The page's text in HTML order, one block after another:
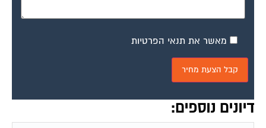
דיונים נוספים:
לעמי תגובה